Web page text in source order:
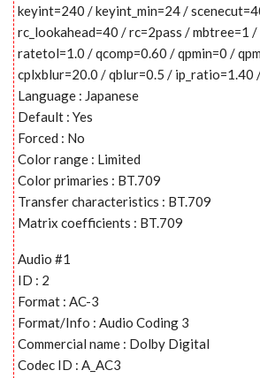
keyint=240 / keyint_min=24 /
rc_lookahead=40 / rc=2pass / mbtree=1
ratetol=1.0 / qcomp=0.60 / qpmin=0 /
cplxblur=20.0 / qblur=0.5 / ip_ratio=1.40
Language : Japanese
Default : Yes
Forced : No
Color range : Limited
Color primaries : BT.709
Transfer characteristics : BT.709
Matrix coefficients : BT.709
Audio #1
ID : 2
Format : AC-3
Format/Info : Audio Coding 3
Commercial name : Dolby Digital
Codec ID : A_AC3